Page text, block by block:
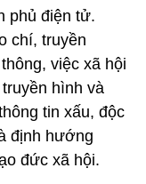
phủ điện tử.
chí, truyền
việc xã hội
hình và
tin xấu, độc
định hướng
đức xã hội.